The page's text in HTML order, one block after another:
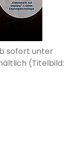
sofort unter
(Titelbild: